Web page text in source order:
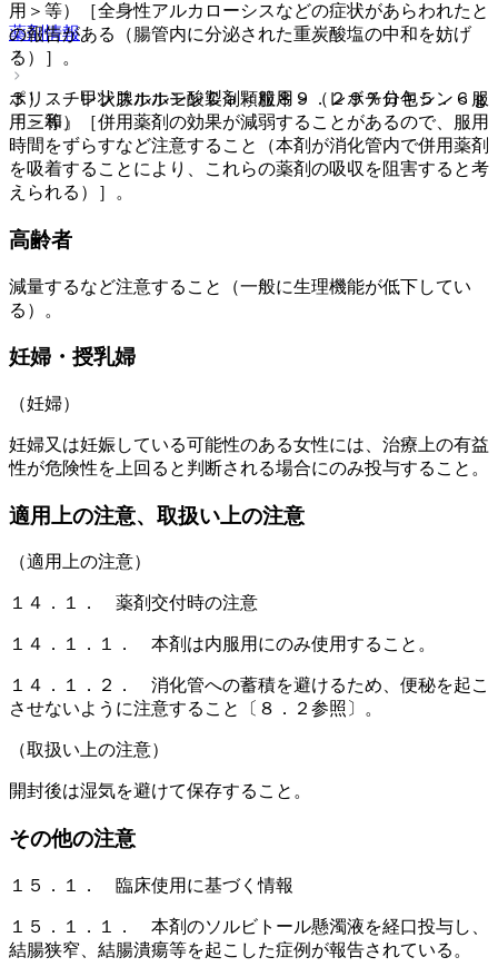
薬剤情報
ポリスチレンスルホン酸Ｃａ顆粒８９．２９％分包５．６ｇ
「三和」
用＞等）［全身性アルカローシスなどの症状があらわれたと
の報告がある（腸管内に分泌された重炭酸塩の中和を妨げ
る）］。
３）． 甲状腺ホルモン製剤＜服用＞（レボチロキシン＜服
用＞等）［併用薬剤の効果が減弱することがあるので、服用
時間をずらすなど注意すること（本剤が消化管内で併用薬剤
を吸着することにより、これらの薬剤の吸収を阻害すると考
えられる）］。
高齢者
減量するなど注意すること（一般に生理機能が低下してい
る）。
妊婦・授乳婦
（妊婦）
妊婦又は妊娠している可能性のある女性には、治療上の有益
性が危険性を上回ると判断される場合にのみ投与すること。
適用上の注意、取扱い上の注意
（適用上の注意）
１４．１． 薬剤交付時の注意
１４．１．１． 本剤は内服用にのみ使用すること。
１４．１．２． 消化管への蓄積を避けるため、便秘を起こ
させないように注意すること〔８．２参照〕。
（取扱い上の注意）
開封後は湿気を避けて保存すること。
その他の注意
１５．１． 臨床使用に基づく情報
１５．１．１． 本剤のソルビトール懸濁液を経口投与し、
結腸狭窄、結腸潰瘍等を起こした症例が報告されている。